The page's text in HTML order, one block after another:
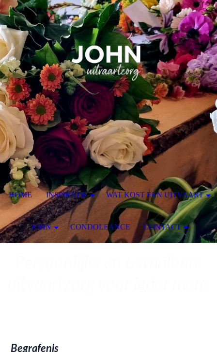
Begrafenis
HOME INSPIRATIE WAT KOST EEN UITVAART
JOHN CONDOLEANCE CONTACT